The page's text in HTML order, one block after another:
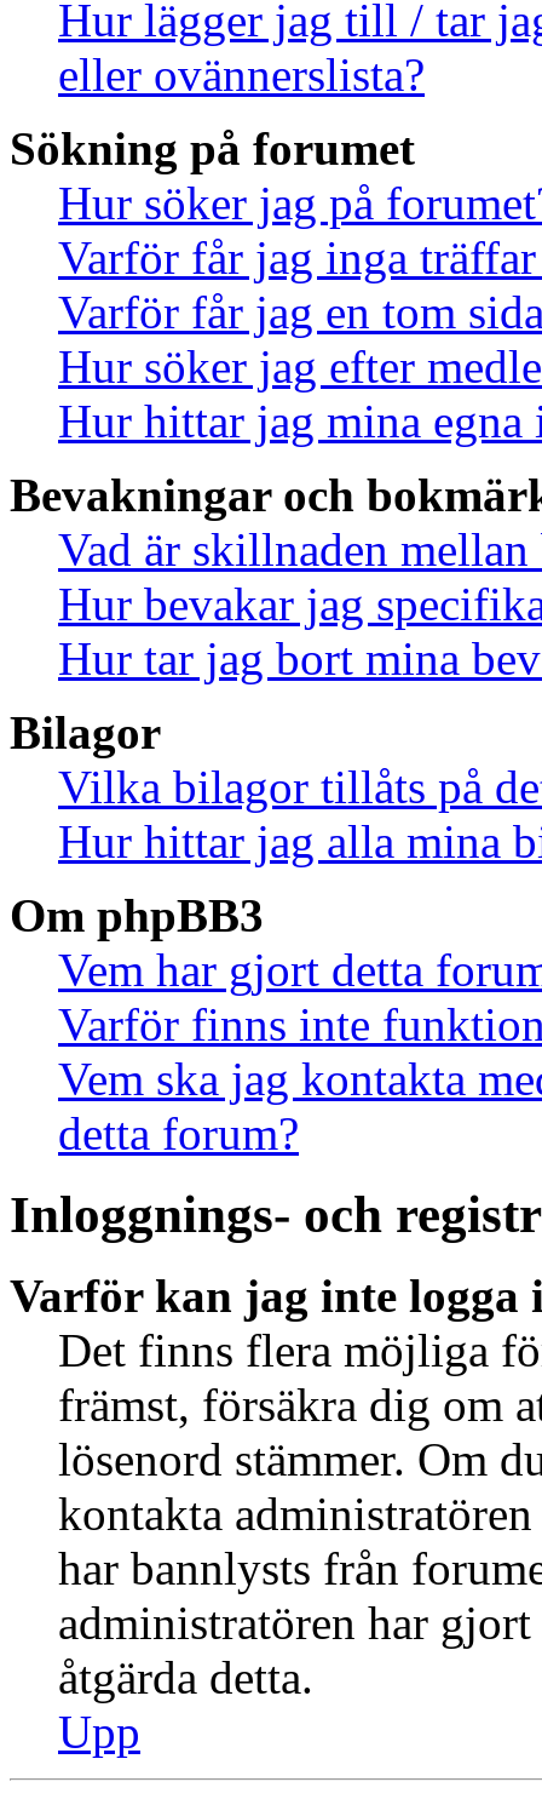
Hur lägger jag till / tar
eller ovännerslista?
Sökning på forumet
Hur söker jag på
Varför får jag inga
Varför får jag en tom
Hur söker jag efter
Hur hittar jag mina egna
Bevakningar och
Vad är skillnaden
Hur bevakar jag
Hur tar jag bort mina
Bilagor
Vilka bilagor tillåts på
Hur hittar jag alla mina
Om phpBB3
Vem har gjort detta
Varför finns inte
Vem ska jag kontakta
detta forum?
Inloggnings- och
Varför kan jag inte logga
Det finns flera möjliga
främst, försäkra dig om
lösenord stämmer. Om
kontakta
har bannlysts från
administratören har
åtgärda detta.
Upp